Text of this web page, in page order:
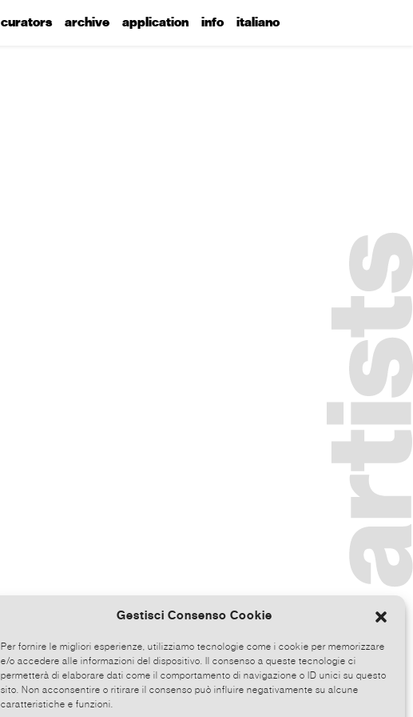
Gestisci Consenso Cookie
Per fornire le migliori esperienze, utilizziamo tecnologie come i cookie per memorizzare
e/o accedere alle informazioni del dispositivo. Il consenso a queste tecnologie ci
permetterà di elaborare dati come il comportamento di navigazione o ID unici su questo
sito. Non acconsentire o ritirare il consenso può influire negativamente su alcune
caratteristiche e funzioni.
curators archive application info italiano